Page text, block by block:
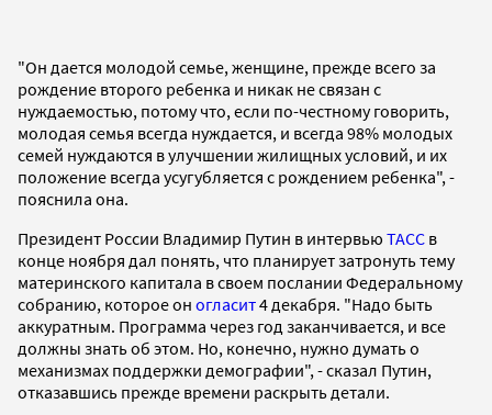
"Он дается молодой семье, женщине, прежде всего за
рождение второго ребенка и никак не связан с
нуждаемостью, потому что, если по-честному говорить,
молодая семья всегда нуждается, и всегда 98% молодых
семей нуждаются в улучшении жилищных условий, и их
положение всегда усугубляется с рождением ребенка", -
пояснила она.
Президент России Владимир Путин в интервью ТАСС в
конце ноября дал понять, что планирует затронуть тему
материнского капитала в своем послании Федеральному
собранию, которое он огласит4 декабря. "Надо быть
аккуратным. Программа через год заканчивается, и все
должны знать об этом. Но, конечно, нужно думать о
механизмах поддержки демографии", - сказал Путин,
отказавшись прежде времени раскрыть детали.